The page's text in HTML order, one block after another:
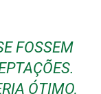
FOSSEM
ÓTIMO,